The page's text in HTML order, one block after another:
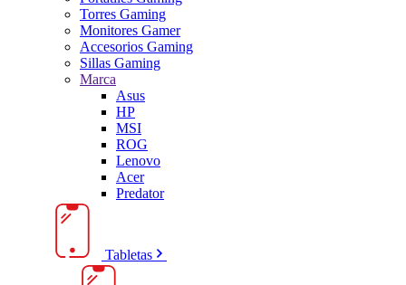
Torres Gaming
Monitores Gamer
Accesorios Gaming
Sillas Gaming
Marca
Asus
HP
MSI
ROG
Lenovo
Acer
Predator
Tabletas